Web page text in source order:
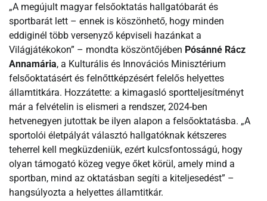
„A megújult magyar felsőoktatás hallgatóbarát és
sportbarát lett – ennek is köszönhető, hogy minden
eddiginél több versenyző képviseli hazánkat a
Világjátékokon” – mondta köszöntőjében Pósánné Rácz
Annamária, a Kulturális és Innovációs Minisztérium
felsőoktatásért és felnőttképzésért felelős helyettes
államtitkára. Hozzátette: a kimagasló sportteljesítményt
már a felvételin is elismeri a rendszer, 2024-ben
hetvenegyen jutottak be ilyen alapon a felsőoktatásba. „A
sportolói életpályát választó hallgatóknak kétszeres
teherrel kell megküzdeniük, ezért kulcsfontosságú, hogy
olyan támogató közeg vegye őket körül, amely mind a
sportban, mind az oktatásban segíti a kiteljesedést” –
hangsúlyozta a helyettes államtitkár.